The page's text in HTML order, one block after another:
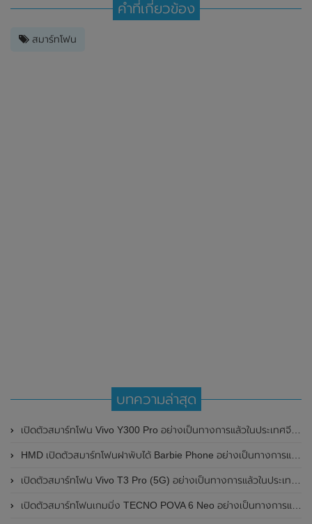
คำที่เกี่ยวข้อง
สมาร์ทโฟน
บทความล่าสุด
เปิดตัวสมาร์ทโฟน Vivo Y300 Pro อย่างเป็นทางการแล้วในประเทศจีน มาพร้อมดีไซน์พรีเมี่ยม ทนทาน และแบตเตอรี่สุดอึดขนาดใหญ่ 6,500mAh พร้อมรองรับการชาร์จไว 80W
HMD เปิดตัวสมาร์ทโฟนฝาพับได้ Barbie Phone อย่างเป็นทางการแล้ว มาพร้อมธีมสีชมพูสดใส
เปิดตัวสมาร์ทโฟน Vivo T3 Pro (5G) อย่างเป็นทางการแล้วในประเทศอินเดีย
เปิดตัวสมาร์ทโฟนเกมมิ่ง TECNO POVA 6 Neo อย่างเป็นทางการแล้วในประเทศไทย ในราคา 8,499 บาท